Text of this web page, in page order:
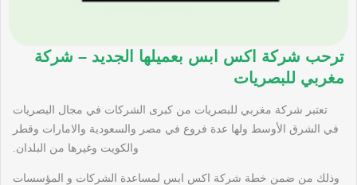
ترحب شركة اكس ابس بعميلها الجديد – شركة
مغربي للبصريات
تعتبر شركة مغربي للبصريات من كبرى الشركات في مجال البصريات
في الشرق الأوسط ولها عدة فروع في مصر والسعودية والامارات وقطر
والكويت وغيرها من البلدان.
وذلك من ضمن خطة شركة اكس ابس لمساعدة الشركات و المؤسسات